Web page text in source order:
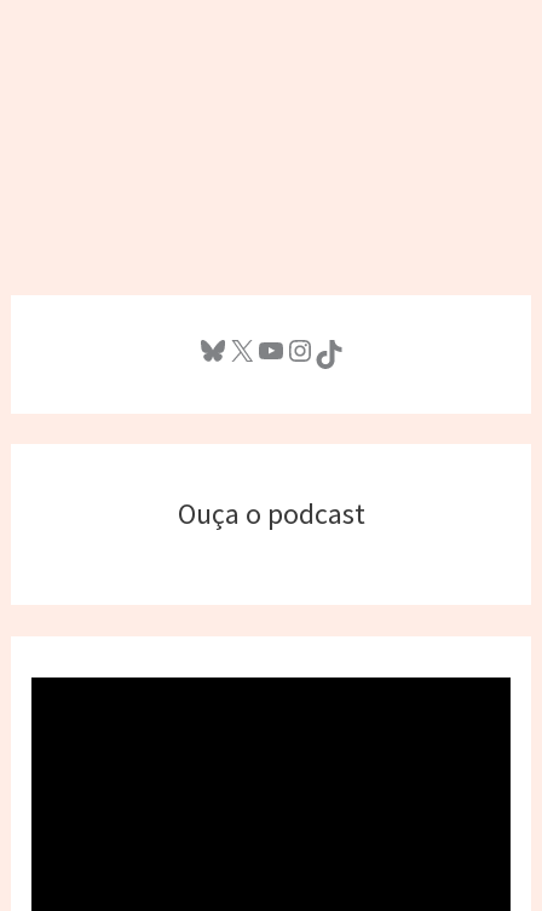
Bluesky X Youtube InstagramTikTok
Ouça o podcast